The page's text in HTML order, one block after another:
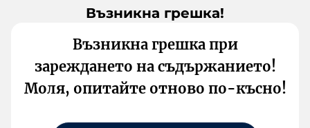
Възникна грешка!
Възникна грешка при
зареждането на съдържанието!
Моля, опитайте отново по-късно!